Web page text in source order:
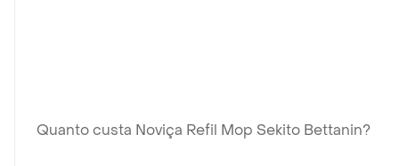
Quanto custa Noviça Refil Mop Sekito Bettanin?